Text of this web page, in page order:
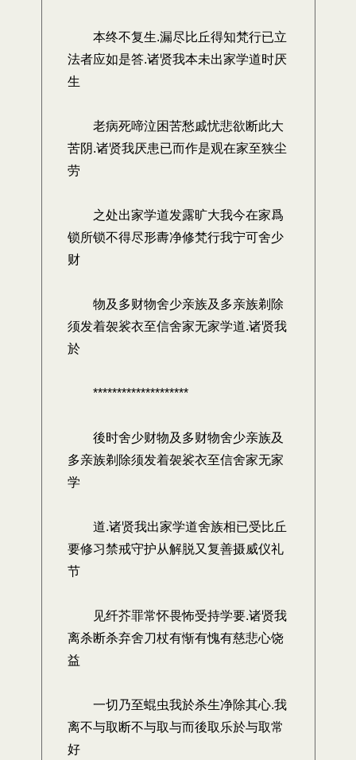
本终不复生.漏尽比丘得知梵行已立
法者应如是答.诸贤我本未出家学道时厌
生
老病死啼泣困苦愁戚忧悲欲断此大
苦阴.诸贤我厌患已而作是观在家至狭尘
劳
之处出家学道发露旷大我今在家爲
锁所锁不得尽形夀净修梵行我宁可舍少
财
物及多财物舍少亲族及多亲族剃除
须发着袈裟衣至信舍家无家学道.诸贤我
於
********************
後时舍少财物及多财物舍少亲族及
多亲族剃除须发着袈裟衣至信舍家无家
学
道.诸贤我出家学道舍族相已受比丘
要修习禁戒守护从解脱又复善摄威仪礼
节
见纤芥罪常怀畏怖受持学要.诸贤我
离杀断杀弃舍刀杖有惭有愧有慈悲心饶
益
一切乃至蜫虫我於杀生净除其心.我
离不与取断不与取与而後取乐於与取常
好